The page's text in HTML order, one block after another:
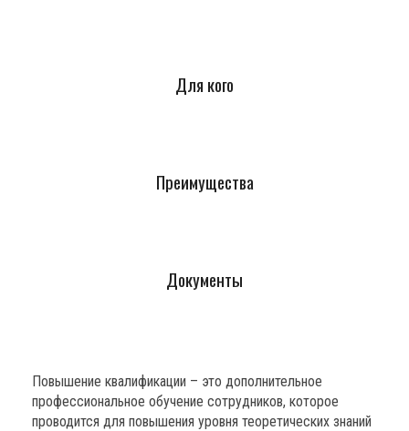
Для кого
Преимущества
Документы
Повышение квалификации – это дополнительное
профессиональное обучение сотрудников, которое
проводится для повышения уровня теоретических знаний